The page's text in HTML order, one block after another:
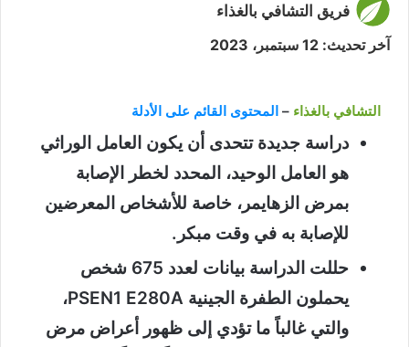
فريق التشافي بالغذاء
آخر تحديث: 12 سبتمبر، 2023
التشافي بالغذاء – المحتوى القائم على الأدلة
دراسة جديدة تتحدى أن يكون العامل الوراثي
هو العامل الوحيد، المحدد لخطر الإصابة
بمرض الزهايمر، خاصة للأشخاص المعرضين
للإصابة به في وقت مبكر.
حللت الدراسة بيانات لعدد 675 شخص
يحملون الطفرة الجينية PSEN1 E280A،
والتي غالباً ما تؤدي إلى ظهور أعراض مرض